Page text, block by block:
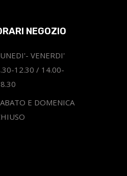
NEGOZIO
VENERDI'
12.30 / 14.00-
E DOMENICA